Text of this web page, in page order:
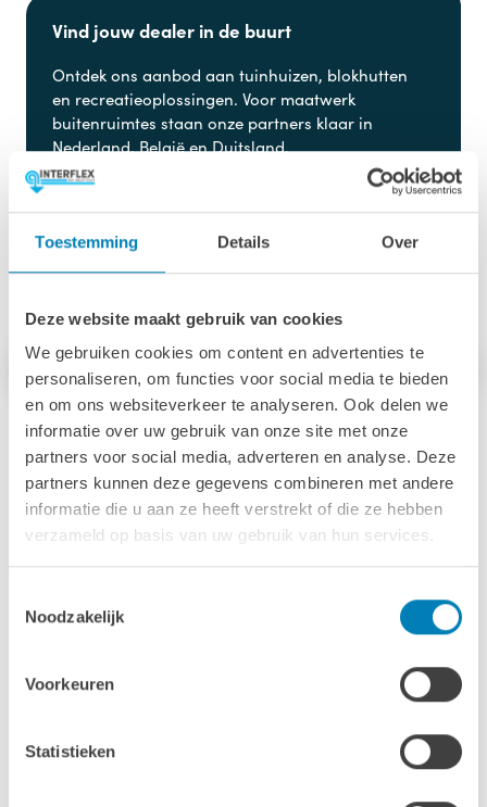
Toestemming Details Over
Deze website maakt gebruik van cookies
We gebruiken cookies om content en advertenties te
personaliseren, om functies voor social media te bieden
en om ons websiteverkeer te analyseren. Ook delen we
informatie over uw gebruik van onze site met onze
partners voor social media, adverteren en analyse. Deze
partners kunnen deze gegevens combineren met andere
informatie die u aan ze heeft verstrekt of die ze hebben
verzameld op basis van uw gebruik van hun services.
Noodzakelijk
Voorkeuren
Statistieken
Vind jouw dealer in de buurt
Ontdek ons aanbod aan tuinhuizen, blokhutten
en recreatieoplossingen. Voor maatwerk
buitenruimtes staan onze partners klaar in
Nederland, België en Duitsland.
Dealer zoeken Advies aanvragen
Afmetingen & specs BehandelingOpties
Afmetingen & specs
Binnendiameter
163 cm
18 mm
Volume (water)
Hoogte